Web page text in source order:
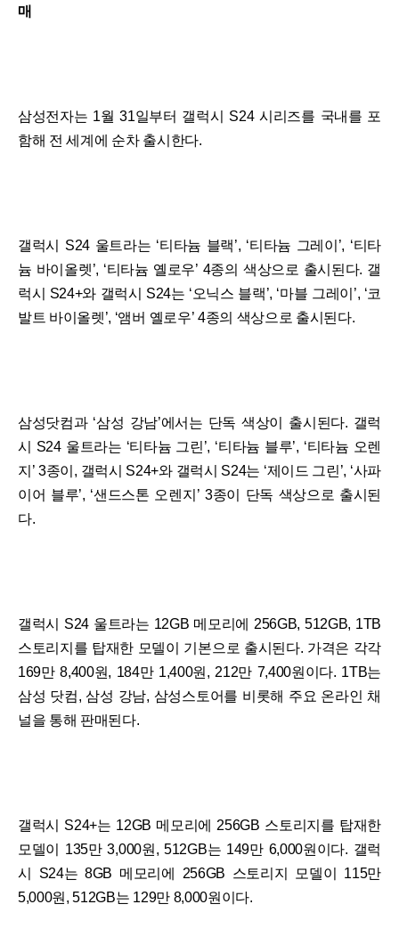
매
삼성전자는 1월 31일부터 갤럭시 S24 시리즈를 국내를 포
함해 전 세계에 순차 출시한다.
갤럭시 S24 울트라는 ‘티타늄 블랙’, ‘티타늄 그레이’, ‘티타
늄 바이올렛’, ‘티타늄 옐로우’ 4종의 색상으로 출시된다. 갤
럭시 S24+와 갤럭시 S24는 ‘오닉스 블랙’, ‘마블 그레이’, ‘코
발트 바이올렛’, ‘앰버 옐로우’ 4종의 색상으로 출시된다.
삼성닷컴과 ‘삼성 강남’에서는 단독 색상이 출시된다. 갤럭
시 S24 울트라는 ‘티타늄 그린’, ‘티타늄 블루’, ‘티타늄 오렌
지’ 3종이, 갤럭시 S24+와 갤럭시 S24는 ‘제이드 그린’, ‘사파
이어 블루’, ‘샌드스톤 오렌지’ 3종이 단독 색상으로 출시된
다.
갤럭시 S24 울트라는 12GB 메모리에 256GB, 512GB, 1TB
스토리지를 탑재한 모델이 기본으로 출시된다. 가격은 각각
169만 8,400원, 184만 1,400원, 212만 7,400원이다. 1TB는
삼성 닷컴, 삼성 강남, 삼성스토어를 비롯해 주요 온라인 채
널을 통해 판매된다.
갤럭시 S24+는 12GB 메모리에 256GB 스토리지를 탑재한
모델이 135만 3,000원, 512GB는 149만 6,000원이다. 갤럭
시 S24는 8GB 메모리에 256GB 스토리지 모델이 115만
5,000원, 512GB는 129만 8,000원이다.